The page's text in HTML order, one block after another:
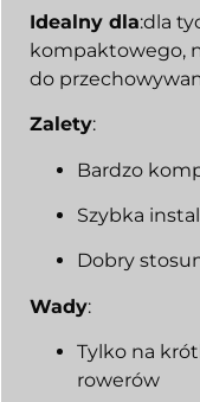
Idealny dla:dla
kompaktowego,
do
Zalety:
Bardzo
Szybka
Dobry
Wady:
Tylko na
rowerów